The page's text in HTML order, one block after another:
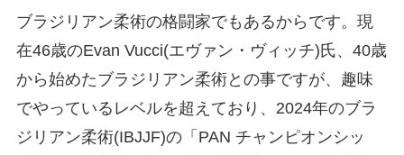
ブラジリアン柔術の格闘家でもあるからです。現
在46歳のEvan Vucci(エヴァン・ヴィッチ)氏、40歳
から始めたブラジリアン柔術との事ですが、趣味
でやっているレベルを超えており、2024年のブラ
ジリアン柔術(IBJJF)の「PAN チャンピオンシッ